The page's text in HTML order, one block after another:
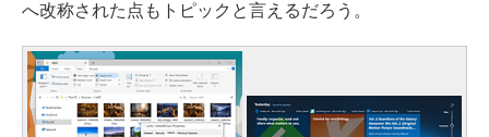
へ改称された点もトピックと言えるだろう。